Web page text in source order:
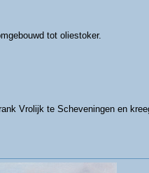
tot oliestoker.
Vrolijk te Scheveningen en